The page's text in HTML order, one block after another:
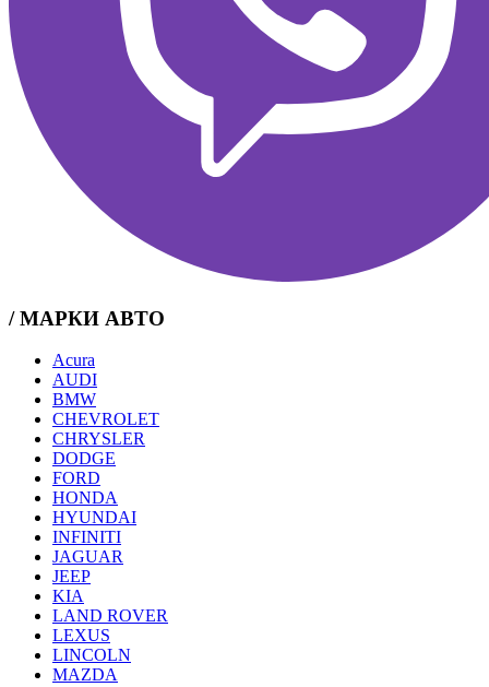
/ МАРКИ АВТО
Acura
AUDI
BMW
CHEVROLET
CHRYSLER
DODGE
FORD
HONDA
HYUNDAI
INFINITI
JAGUAR
JEEP
KIA
LAND ROVER
LEXUS
LINCOLN
MAZDA